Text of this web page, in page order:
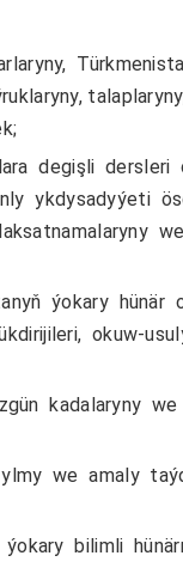
degişli dersleri
ykdysadyýeti
ýokary hünär
okuw-
kadalaryny we
we amaly
bilimli